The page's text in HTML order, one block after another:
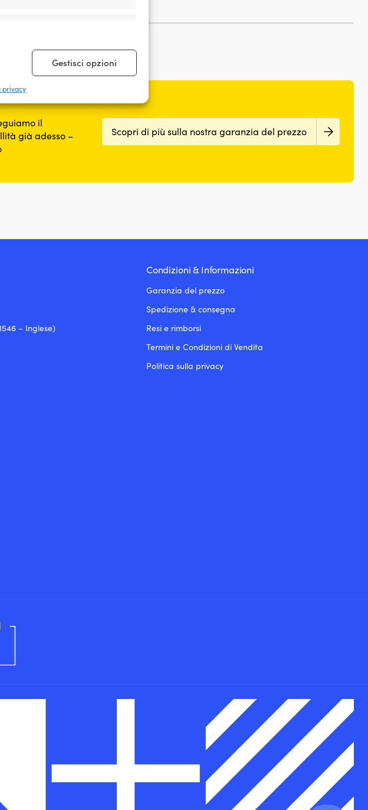
trasmesse
correggere
Salvare e
Sempre attivo
Gestisci opzioni
privacy
il
già adesso –
Scopri di più sulla nostra garanzia del prezzo
– Inglese)
Condizioni & Informazioni
Garanzia del prezzo
Spedizione & consegna
Resi e rimborsi
Termini e Condizioni di Vendita
Politica sulla privacy